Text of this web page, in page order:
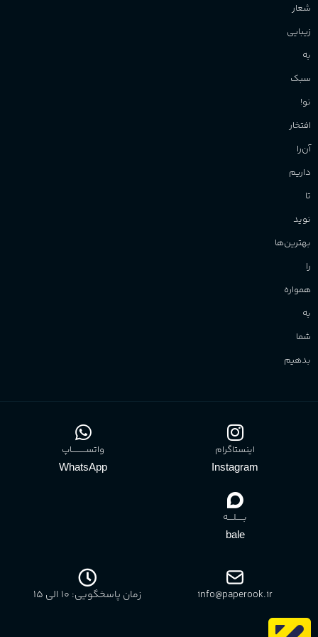
شعار
زیبایی
به
سبک
نو!
افتخار
آن‌را
داریم
تا
نوید
بهترین‌ها
را
همواره
به
شما
بدهیم
اینستاگرام
Instagram
واتســــــــــاپ
WhatsApp
بـــــلــــه
bale
info@paperook.ir زمان پاسخگویی: 10 الی ۱5